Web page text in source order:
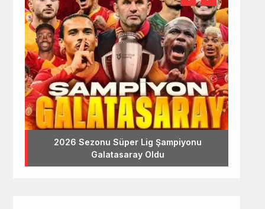
2026 Sezonu Süper Lig Şampiyonu
Galatasaray Oldu